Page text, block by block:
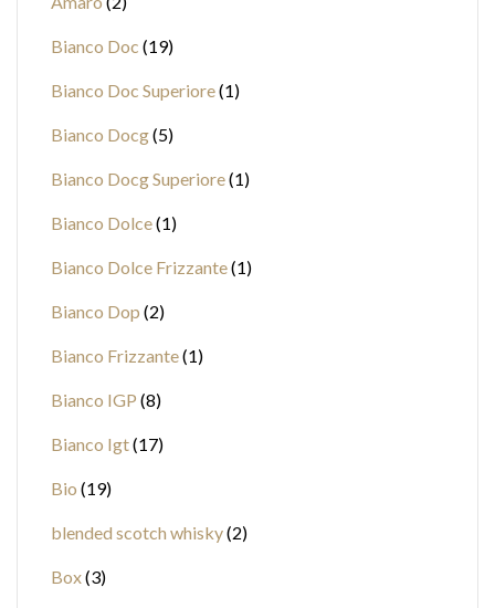
Bianco Doc 19
Bianco Doc Superiore 1
Bianco Docg 5
Bianco Docg Superiore 1
Bianco Dolce 1
Bianco Dolce Frizzante 1
Bianco Dop 2
Bianco Frizzante 1
Bianco IGP 8
Bianco Igt 17
Bio 19
blended scotch whisky 2
Box 3